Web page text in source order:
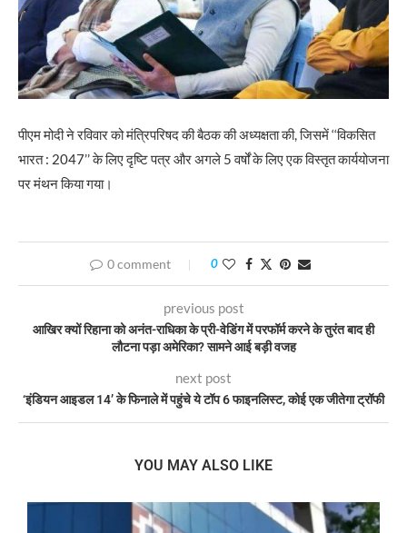
पीएम मोदी ने रविवार को मंत्रिपरिषद की बैठक की अध्यक्षता की, जिसमें ‘‘विकसित
भारत : 2047’’ के लिए दृष्टि पत्र और अगले 5 वर्षों के लिए एक विस्तृत कार्ययोजना
पर मंथन किया गया।
0 comment 0
previous post
आखिर क्यों रिहाना को अनंत-राधिका के प्री-वेडिंग में परफॉर्म करने के तुरंत बाद ही
लौटना पड़ा अमेरिका? सामने आई बड़ी वजह
next post
‘इंडियन आइडल 14’ के फिनाले में पहुंचे ये टॉप 6 फाइनलिस्ट, कोई एक जीतेगा ट्रॉफी
YOU MAY ALSO LIKE